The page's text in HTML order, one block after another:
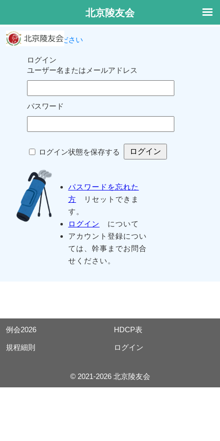
ログインしてください
ログイン
ユーザー名またはメールアドレス
パスワード
ログイン状態を保存する
パスワードを忘れた
方 リセットできま
す。
ログイン
について
アカウント登録につい
ては、幹事までお問合
せください。
例会2026 HDCP表
規程細則 ログイン
© 2021-2026 北京陵友会
北京陵友会